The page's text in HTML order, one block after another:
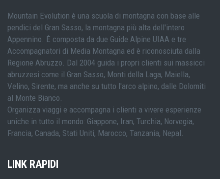
Mountain Evolution è una scuola di montagna con base alle
pendici del Gran Sasso, la montagna più alta dell'intero
Appennino. È composta da due Guide Alpine UIAA e tre
Accompagnatori di Media Montagna ed è riconosciuta dalla
Regione Abruzzo. Dal 2004 guida i propri clienti sui massicci
abruzzesi come il Gran Sasso, Monti della Laga, Maiella,
Velino, Sirente, ma anche su tutto l'arco alpino, dalle Dolomiti
al Monte Bianco.
Organizza viaggi e accompagna i clienti a vivere esperienze
uniche in tutto il mondo: Giappone, Iran, Turchia, Norvegia,
Francia, Canada, Stati Uniti, Marocco, Tanzania, Nepal.
LINK RAPIDI